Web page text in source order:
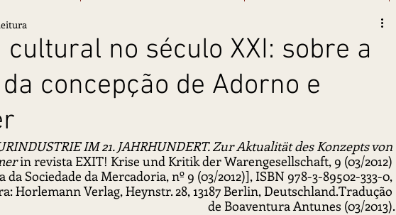
no século XXI: sobre a
concepção de Adorno e
IM 21. JAHRHUNDERT. Zur Aktualität des Konzepts von
in revista EXIT! Krise und Kritik der Warengesellschaft, 9 (03/2012)
Sociedade da Mercadoria, nº 9 (03/2012)], ISBN 978-3-89502-333-0,
Horlemann Verlag, Heynstr. 28, 13187 Berlin, Deutschland.Tradução
de Boaventura Antunes (03/2013).